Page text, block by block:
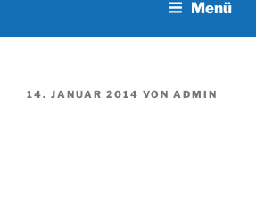
Menü
VERÖFFENTLICHT
14. JANUAR 2014 VON ADMIN